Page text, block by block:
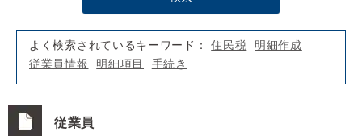
よく検索されているキーワード：住民税
明細作成
従業員情報
明細項目 手続き
従業員